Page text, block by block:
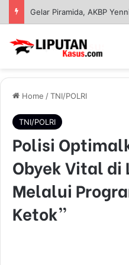
Home /TNI/POLRI
TNI/POLRI
Polisi
Obyek Vital di
Melalui
Ketok”